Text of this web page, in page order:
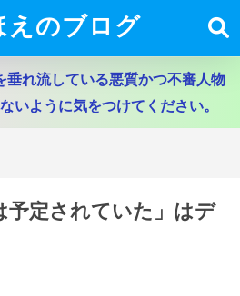
のブログ
垂れ流している悪質かつ不審人物
いように気をつけてください。
予定されていた」はデ